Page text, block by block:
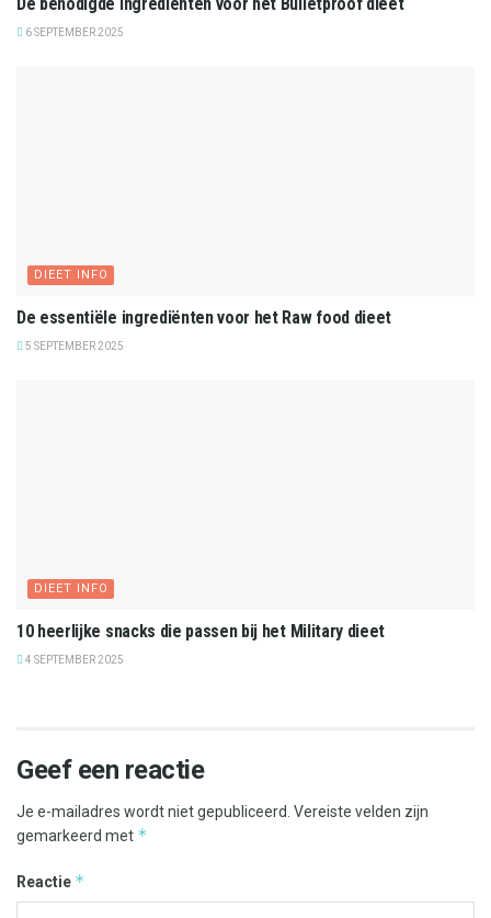
6 SEPTEMBER 2025
DIEET INFO
De essentiële ingrediënten voor het Raw food dieet
5 SEPTEMBER 2025
DIEET INFO
10 heerlijke snacks die passen bij het Military dieet
4 SEPTEMBER 2025
Geef een reactie
Je e-mailadres wordt niet gepubliceerd. Vereiste velden zijn
gemarkeerd met *
Reactie *